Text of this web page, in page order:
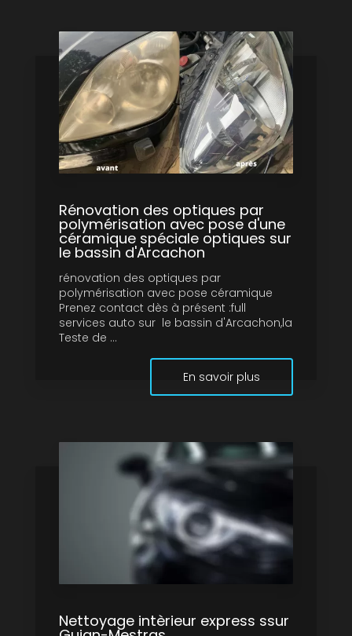
Rénovation des optiques par
polymérisation avec pose d'une
céramique spéciale optiques sur
le bassin d'Arcachon
rénovation des optiques par
polymérisation avec pose céramique
Prenez contact dès à présent :full
services auto sur le bassin d'Arcachon,la
Teste de ...
En savoir plus
Nettoyage intèrieur express ssur